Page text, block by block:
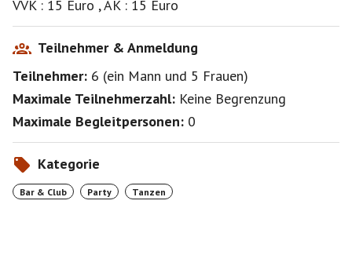
VVK : 15 Euro , AK : 15 Euro
Teilnehmer & Anmeldung
Teilnehmer: 6 (ein Mann und 5 Frauen)
Maximale Teilnehmerzahl: Keine Begrenzung
Maximale Begleitpersonen: 0
Kategorie
Bar & Club Party Tanzen